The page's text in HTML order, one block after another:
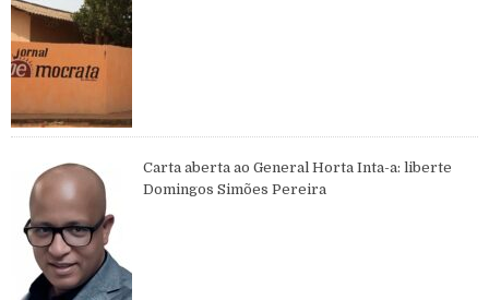
Carta aberta ao General Horta Inta-a: liberte
Domingos Simões Pereira